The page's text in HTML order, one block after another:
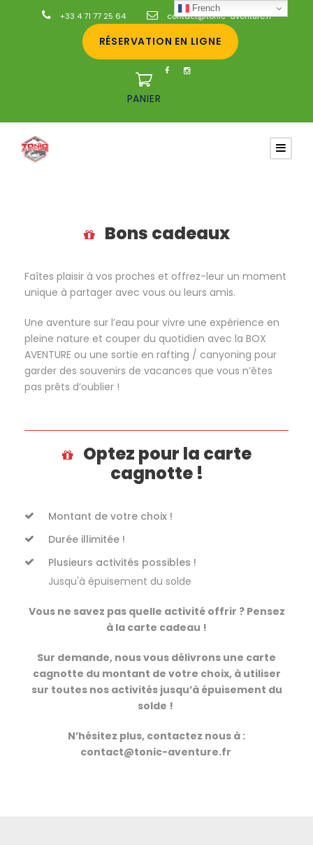
+33 4 71 77 25 64 contact@tonic-aventure.fr
RÉSERVATION EN LIGNE
PANIER
Bons cadeaux
Faîtes plaisir à vos proches et offrez-leur un moment
unique à partager avec vous ou leurs amis.
Une aventure sur l’eau pour vivre une expérience en
pleine nature et couper du quotidien avec la BOX
AVENTURE ou une sortie en rafting / canyoning pour
garder des souvenirs de vacances que vous n’êtes
pas prêts d’oublier !
Optez pour la carte
cagnotte !
Montant de votre choix !
Durée illimitée !
Plusieurs activités possibles !
Jusqu'à épuisement du solde
Vous ne savez pas quelle activité offrir ? Pensez
à la carte cadeau !
Sur demande, nous vous délivrons une carte
cagnotte du montant de votre choix, à utiliser
sur toutes nos activités jusqu’à épuisement du
solde !
N’hésitez plus, contactez nous à :
contact@tonic-aventure.fr
French